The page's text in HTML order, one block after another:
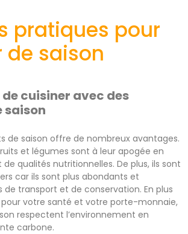
pratiques pour
de saison
cuisiner avec des
saison
de saison offre de nombreux avantages.
et légumes sont à leur apogée en
qualités nutritionnelles. De plus, ils sont
car ils sont plus abondants et
transport et de conservation. En plus
pour votre santé et votre porte-monnaie,
respectent l’environnement en
carbone.